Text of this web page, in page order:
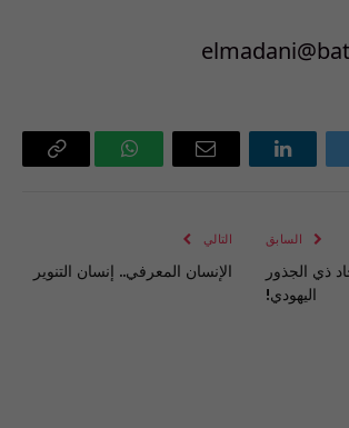
لينكدإن
البريد
واتساب Copy
السابق
ذي الجذور
اليهودي!
التالي
الإنسان المعرفي.. إنسان التنوير